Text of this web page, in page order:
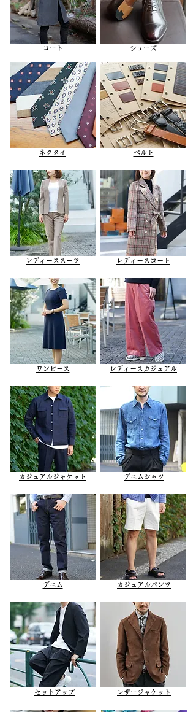
コート シューズ
ネクタイ ベルト
レディース​スーツ レディースコート
ワンピース レディースカジュアル
カジュアルジャケット デニムシャツ
デニム カジュアルパンツ
セットアップ レザージャケット